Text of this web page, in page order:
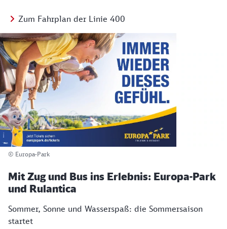
Zum Fahrplan der Linie 400
© Europa-Park
Mit Zug und Bus ins Erlebnis: Europa-Park
und Rulantica
Sommer, Sonne und Wasserspaß: die Sommersaison
startet